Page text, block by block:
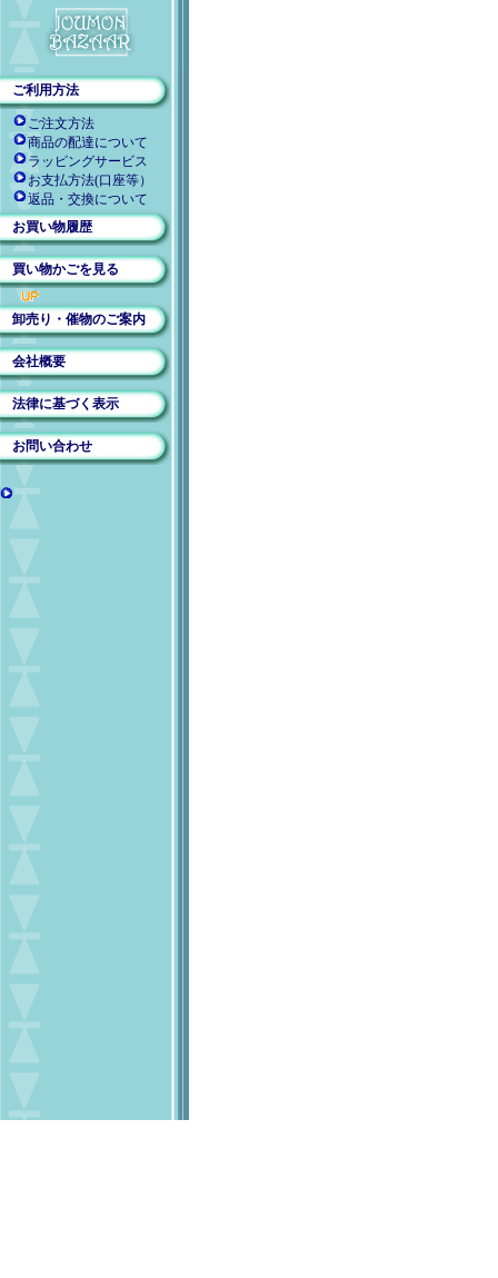
ご利用方法
ご注文方法
商品の配達について
ラッピングサービス
お支払方法(口座等）
返品・交換について
お買い物履歴
買い物かごを見る
卸売り・催物のご案内
会社概要
法律に基づく表示
お問い合わせ